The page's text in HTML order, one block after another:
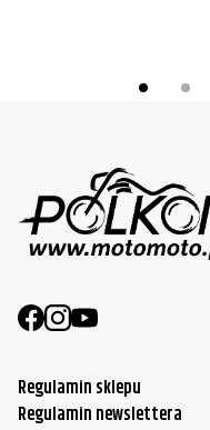
Regulamin sklepu
Regulamin newslettera